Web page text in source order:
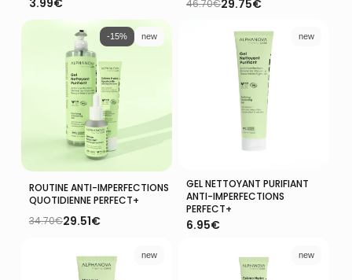
3.99€
46.70€
Le
29.75€
Le
-15% new
Ajouter Au Panier
ROUTINE ANTI-IMPERFECTIONS
QUOTIDIENNE PERFECT+
34.70€
Le
29.51€
Le
new
Ajouter Au Panier
GEL NETTOYANT PURIFIANT
ANTI-IMPERFECTIONS
PERFECT+
6.95€
new new